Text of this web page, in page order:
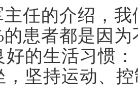
任的介绍，
的患者都是因
好的生活习惯
，坚持运动、